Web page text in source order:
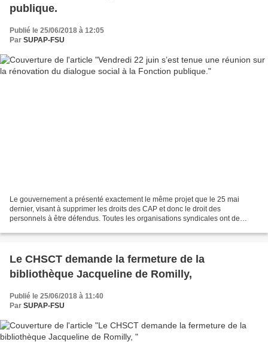
publique.
Publié le 25/06/2018 à 12:05
Par SUPAP-FSU
Le gouvernement a présenté exactement le même projet que le 25 mai
dernier, visant à supprimer les droits des CAP et donc le droit des
personnels à être défendus. Toutes les organisations syndicales ont de
Le CHSCT demande la fermeture de la
bibliothèque Jacqueline de Romilly,
Publié le 25/06/2018 à 11:40
Par SUPAP-FSU